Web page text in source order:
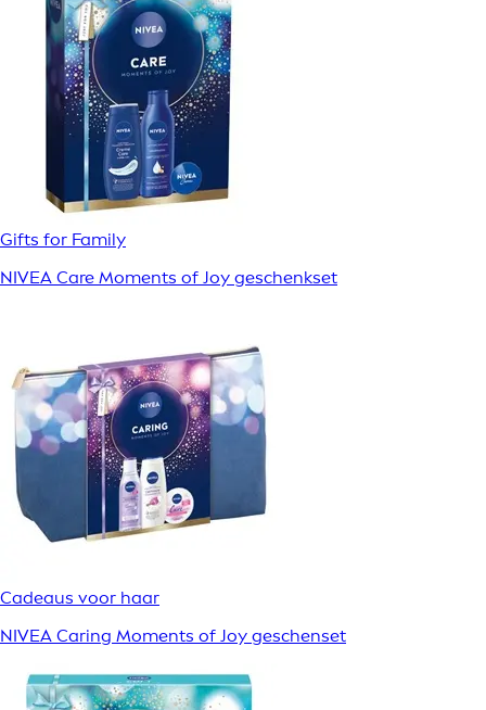
Gifts for Family
NIVEA Care Moments of Joy geschenkset
Cadeaus voor haar
NIVEA Caring Moments of Joy geschenset